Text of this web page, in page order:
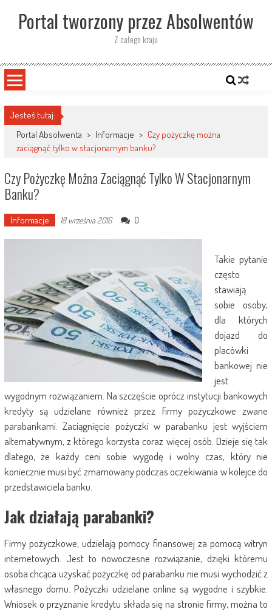
contentPortal tworzony przez Absolwentów
Z całego kraju
Jesteś tutaj:
Portal Absolwenta > Informacje > Czy pożyczkę można
zaciągnąć tylko w stacjonarnym banku?
Czy Pożyczkę Można Zaciągnąć Tylko W Stacjonarnym
Banku?
Informacje 18 września 2016 0
Takie pytanie
często
stawiają
sobie osoby,
dla których
dojazd do
placówki
bankowej nie
jest
wygodnym rozwiązaniem. Na szczęście oprócz instytucji bankowych
kredyty są udzielane również przez firmy pożyczkowe zwane
parabankami. Zaciągnięcie pożyczki w parabanku jest wyjściem
alternatywnym, z którego korzysta coraz więcej osób. Dzieje się tak
dlatego, że każdy ceni sobie wygodę i wolny czas, który nie
koniecznie musi być zmarnowany podczas oczekiwania w kolejce do
przedstawiciela banku.
Jak działają parabanki?
Firmy pożyczkowe, udzielają pomocy finansowej za pomocą witryn
internetowych. Jest to nowoczesne rozwiązanie, dzięki któremu
osoba chcąca uzyskać pożyczkę od parabanku nie musi wychodzić z
własnego domu. Pożyczki udzielane online są wygodne i szybkie.
Wniosek o przyznanie kredytu składa się na stronie firmy, można to